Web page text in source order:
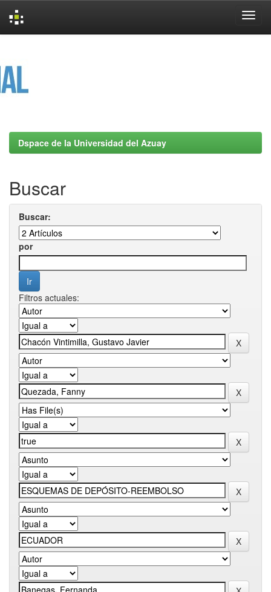
Dspace de la Universidad del Azuay
Buscar
Buscar:
por
Filtros actuales: